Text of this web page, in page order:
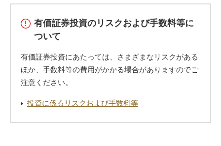
有価証券投資のリスクおよび手数料等に
ついて
有価証券投資にあたっては、さまざまなリスクがある
ほか、手数料等の費用がかかる場合がありますのでご
注意ください。
投資に係るリスクおよび手数料等